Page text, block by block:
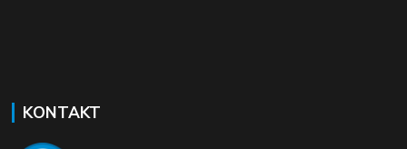
KONTAKT